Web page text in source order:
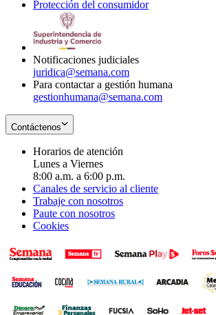
window
newin
Protección del consumidorOpens
Notificaciones judiciales
juridica@semana.com
Para contactar a gestión humana
gestionhumana@semana.com
Contáctenos
Horarios de atención
Lunes a Viernes
8:00 a.m. a 6:00 p.m.
Canales de servicio al cliente
Trabaje con nosotros
Paute con nosotros
Cookies